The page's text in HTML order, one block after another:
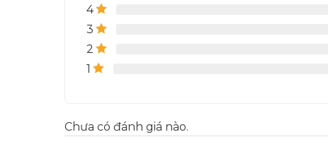
– Kết hợp tinh tế với Trà, Cà phê
– Thêm hương vị mới lạ cho các món
4
3
2
1
Chưa có đánh giá nào.